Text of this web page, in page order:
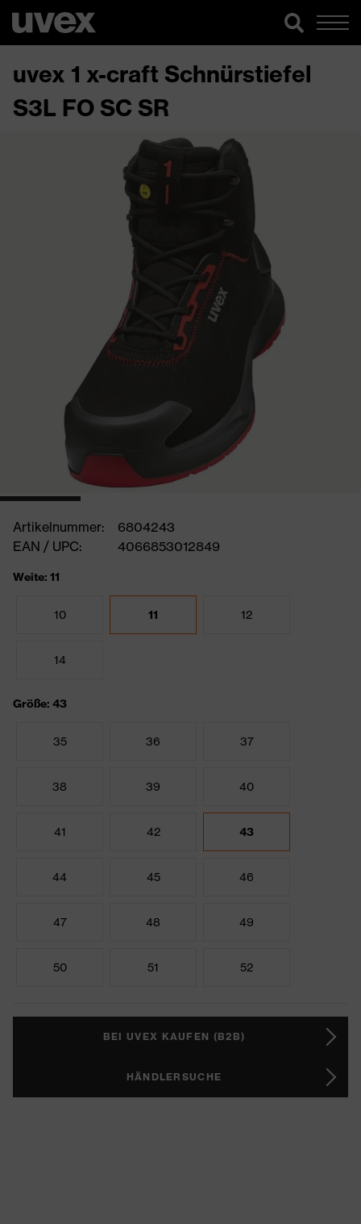
uvex 1 x-craft Schnürstiefel
S3L FO SC SR
Artikelnummer:
6804243
EAN / UPC:
4066853012849
Weite: 11
10 11 12
14
Größe: 43
35 36 37
38 39 40
41 42 43
44 45 46
47 48 49
50 51 52
BEI UVEX KAUFEN (B2B)
HÄNDLERSUCHE